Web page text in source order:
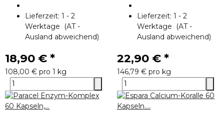
Lieferzeit: 1 - 2
Werktage
(AT -
Ausland abweichend)
18,90 € *
108,00 € pro 1 kg
Lieferzeit: 1 - 2
Werktage
(AT -
Ausland abweichend)
22,90 € *
146,79 € pro kg